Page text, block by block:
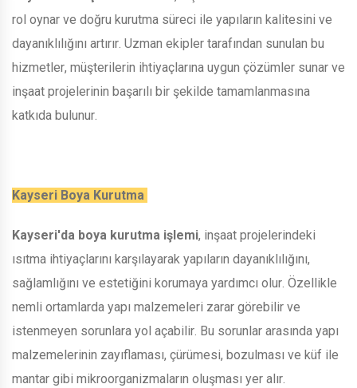
rol oynar ve doğru kurutma süreci ile yapıların kalitesini ve
dayanıklılığını artırır. Uzman ekipler tarafından sunulan bu
hizmetler, müşterilerin ihtiyaçlarına uygun çözümler sunar ve
inşaat projelerinin başarılı bir şekilde tamamlanmasına
katkıda bulunur.
Kayseri Boya Kurutma
Kayseri'da boya kurutma işlemi, inşaat projelerindeki
ısıtma ihtiyaçlarını karşılayarak yapıların dayanıklılığını,
sağlamlığını ve estetiğini korumaya yardımcı olur. Özellikle
nemli ortamlarda yapı malzemeleri zarar görebilir ve
istenmeyen sorunlara yol açabilir. Bu sorunlar arasında yapı
malzemelerinin zayıflaması, çürümesi, bozulması ve küf ile
mantar gibi mikroorganizmaların oluşması yer alır.